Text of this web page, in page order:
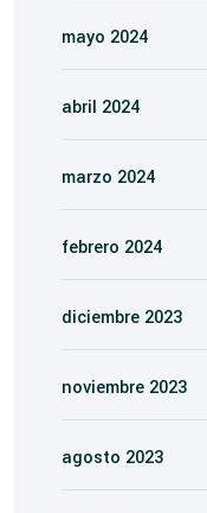
mayo 2024
abril 2024
marzo 2024
febrero 2024
diciembre 2023
noviembre 2023
agosto 2023